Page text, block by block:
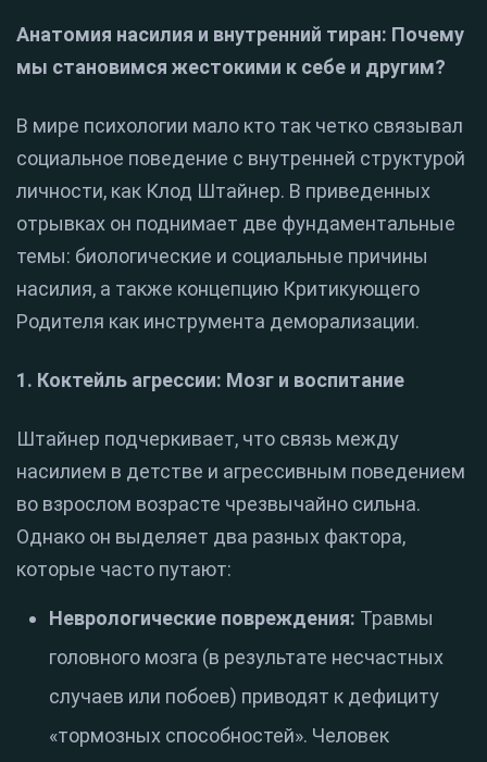
Анатомия насилия и внутренний тиран: Почему
мы становимся жестокими к себе и другим?
В мире психологии мало кто так четко связывал
социальное поведение с внутренней структурой
личности, как Клод Штайнер. В приведенных
отрывках он поднимает две фундаментальные
темы: биологические и социальные причины
насилия, а также концепцию Критикующего
Родителя как инструмента деморализации.
1. Коктейль агрессии: Мозг и воспитание
Штайнер подчеркивает, что связь между
насилием в детстве и агрессивным поведением
во взрослом возрасте чрезвычайно сильна.
Однако он выделяет два разных фактора,
которые часто путают:
Неврологические повреждения: Травмы
головного мозга (в результате несчастных
случаев или побоев) приводят к дефициту
«тормозных способностей». Человек